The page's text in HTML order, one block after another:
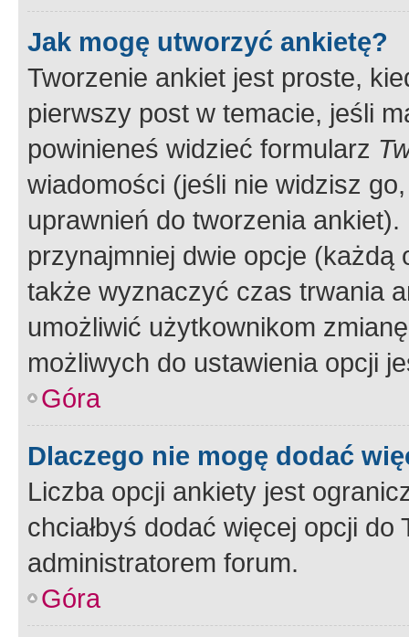
Jak mogę utworzyć ankietę?
Tworzenie ankiet jest proste,
pierwszy post w temacie, jeśli
powinieneś widzieć formularz
wiadomości (jeśli nie widzisz
uprawnień do tworzenia
przynajmniej dwie opcje
także wyznaczyć czas trwania
umożliwić użytkownikom
możliwych do ustawienia opcji
Góra
Dlaczego nie mogę dodać
Liczba opcji ankiety jest
chciałbyś dodać więcej opcji
administratorem forum.
Góra